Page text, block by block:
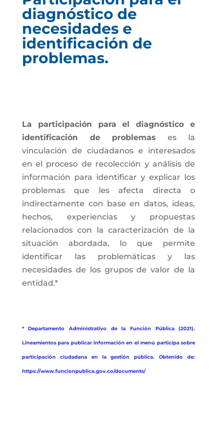
diagnóstico de
necesidades e
identificación de
problemas.
La participación para el diagnóstico e
identificación de problemas es la
vinculación de ciudadanos e interesados
en el proceso de recolección y análisis de
información para identificar y explicar los
problemas que les afecta directa o
indirectamente con base en datos, ideas,
hechos, experiencias y propuestas
relacionados con la caracterización de la
situación abordada, lo que permite
identificar las problemáticas y las
necesidades de los grupos de valor de la
entidad.*
* Departamento Administrativo de la Función Pública (2021).
Lineamientos para publicar información en el menú participa sobre
participación ciudadana en la gestión pública. Obtenido de:
https://www.funcionpublica.gov.co/documents/